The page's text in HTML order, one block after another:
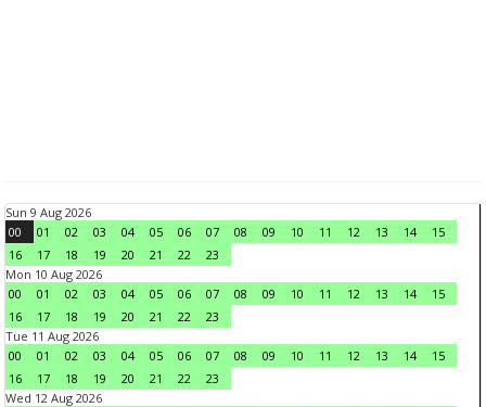
Sun 9 Aug 2026
00
01 02 03 04 05 06 07 08 09 10 11 12 13 14
15
16
17 18 19 20 21 22
23
Mon 10 Aug 2026
00
01 02 03 04 05 06 07 08 09 10 11 12 13 14
15
16
17 18 19 20 21 22
23
Tue 11 Aug 2026
00
01 02 03 04 05 06 07 08 09 10 11 12 13 14
15
16
17 18 19 20 21 22
23
Wed 12 Aug 2026